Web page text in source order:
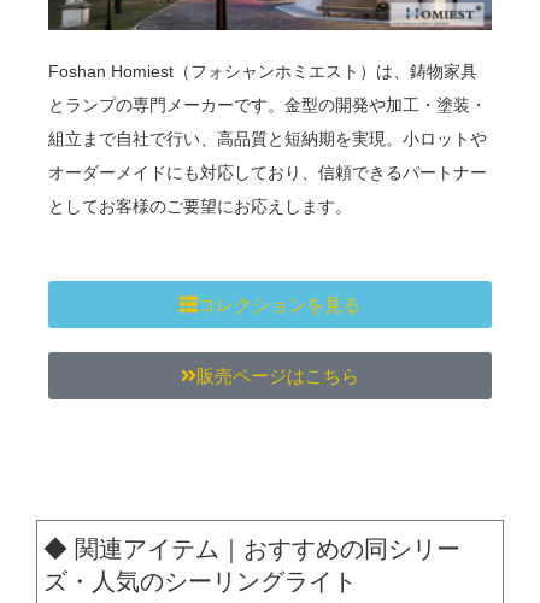
Foshan Homiest（フォシャンホミエスト）は、鋳物家具
とランプの専門メーカーです。金型の開発や加工・塗装・
組立まで自社で行い、高品質と短納期を実現。小ロットや
オーダーメイドにも対応しており、信頼できるパートナー
としてお客様のご要望にお応えします。
コレクションを見る
販売ページはこちら
◆ 関連アイテム｜おすすめの同シリー
ズ・人気のシーリングライト